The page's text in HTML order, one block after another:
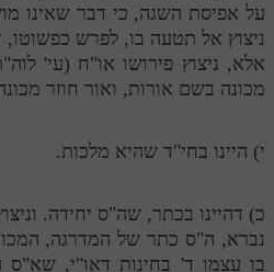
תלמוד עשר הספירות חלק יג
תלמוד עשר הספירות חלק יד
תלמוד עשר הספירות חלק טו
תלמוד עשר הספירות חלק טז
אודות האתר
על אפיסת השגה, כי דבר שאינו
ניצוץ אל תטעה בו, לפרש
אלא, ניצוץ פירושו או"ח (עי'
מכונה בשם אורות, ואור חוזר
י) היינו בחי"ד שהיא מלכות.
כ) דהיינו בכתר, שה"ס יחידה.
נברא, ה"ס כתר של המדרגה,
בו עצמו ד' בחינות דאו"י,